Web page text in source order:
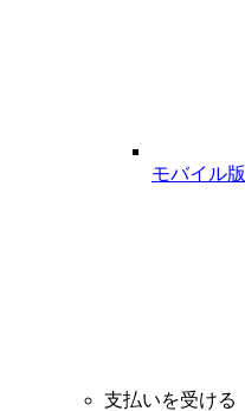
モバイル版
支払いを受ける